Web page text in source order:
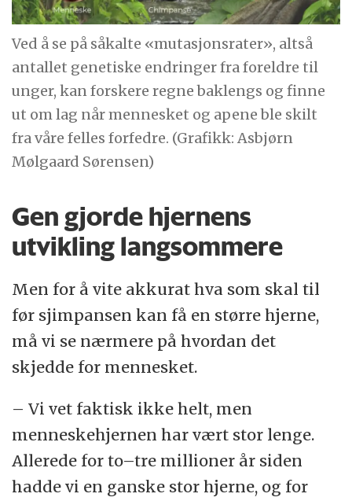
Ved å se på såkalte «mutasjonsrater», altså
antallet genetiske endringer fra foreldre til
unger, kan forskere regne baklengs og finne
ut om lag når mennesket og apene ble skilt
fra våre felles forfedre. (Grafikk: Asbjørn
Mølgaard Sørensen)
Gen gjorde hjernens
utvikling langsommere
Men for å vite akkurat hva som skal til
før sjimpansen kan få en større hjerne,
må vi se nærmere på hvordan det
skjedde for mennesket.
– Vi vet faktisk ikke helt, men
menneskehjernen har vært stor lenge.
Allerede for to–tre millioner år siden
hadde vi en ganske stor hjerne, og for